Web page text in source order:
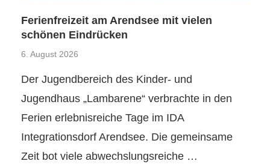
Ferienfreizeit am Arendsee mit vielen
schönen Eindrücken
6. August 2026
Der Jugendbereich des Kinder- und
Jugendhaus „Lambarene“ verbrachte in den
Ferien erlebnisreiche Tage im IDA
Integrationsdorf Arendsee. Die gemeinsame
Zeit bot viele abwechslungsreiche …